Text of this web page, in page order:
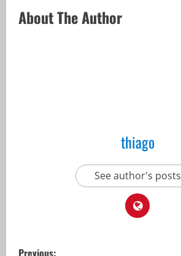
About The Author
thiago
See author's posts
P
Previous: